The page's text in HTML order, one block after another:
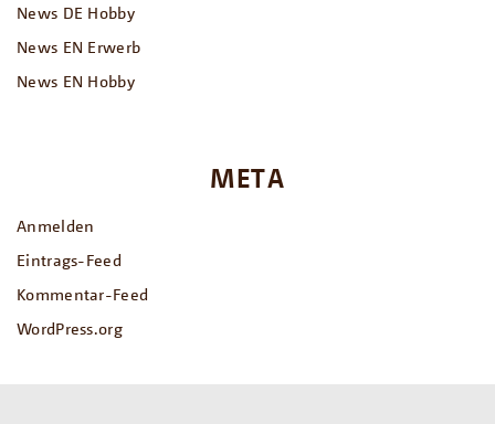
News DE Hobby
News EN Erwerb
News EN Hobby
META
Anmelden
Eintrags-Feed
Kommentar-Feed
WordPress.org